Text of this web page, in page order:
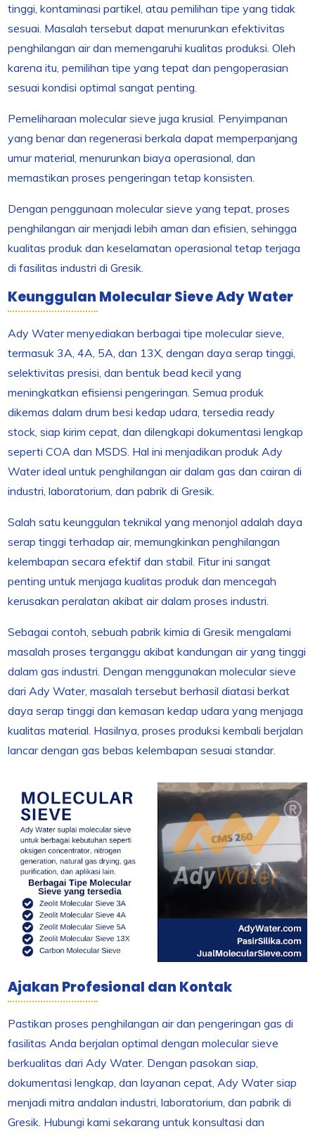
tinggi, kontaminasi partikel, atau pemilihan tipe yang tidak
sesuai. Masalah tersebut dapat menurunkan efektivitas
penghilangan air dan memengaruhi kualitas produksi. Oleh
karena itu, pemilihan tipe yang tepat dan pengoperasian
sesuai kondisi optimal sangat penting.
Pemeliharaan molecular sieve juga krusial. Penyimpanan
yang benar dan regenerasi berkala dapat memperpanjang
umur material, menurunkan biaya operasional, dan
memastikan proses pengeringan tetap konsisten.
Dengan penggunaan molecular sieve yang tepat, proses
penghilangan air menjadi lebih aman dan efisien, sehingga
kualitas produk dan keselamatan operasional tetap terjaga
di fasilitas industri di Gresik.
Keunggulan Molecular Sieve Ady Water
Ady Water menyediakan berbagai tipe molecular sieve,
termasuk 3A, 4A, 5A, dan 13X, dengan daya serap tinggi,
selektivitas presisi, dan bentuk bead kecil yang
meningkatkan efisiensi pengeringan. Semua produk
dikemas dalam drum besi kedap udara, tersedia ready
stock, siap kirim cepat, dan dilengkapi dokumentasi lengkap
seperti COA dan MSDS. Hal ini menjadikan produk Ady
Water ideal untuk penghilangan air dalam gas dan cairan di
industri, laboratorium, dan pabrik di Gresik.
Salah satu keunggulan teknikal yang menonjol adalah daya
serap tinggi terhadap air, memungkinkan penghilangan
kelembapan secara efektif dan stabil. Fitur ini sangat
penting untuk menjaga kualitas produk dan mencegah
kerusakan peralatan akibat air dalam proses industri.
Sebagai contoh, sebuah pabrik kimia di Gresik mengalami
masalah proses terganggu akibat kandungan air yang tinggi
dalam gas industri. Dengan menggunakan molecular sieve
dari Ady Water, masalah tersebut berhasil diatasi berkat
daya serap tinggi dan kemasan kedap udara yang menjaga
kualitas material. Hasilnya, proses produksi kembali berjalan
lancar dengan gas bebas kelembapan sesuai standar.
Ajakan Profesional dan Kontak
Pastikan proses penghilangan air dan pengeringan gas di
fasilitas Anda berjalan optimal dengan molecular sieve
berkualitas dari Ady Water. Dengan pasokan siap,
dokumentasi lengkap, dan layanan cepat, Ady Water siap
menjadi mitra andalan industri, laboratorium, dan pabrik di
Gresik. Hubungi kami sekarang untuk konsultasi dan